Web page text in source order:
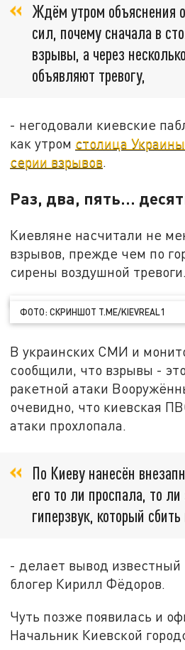
Ждём утром объяснения
сил, почему сначала в
взрывы, а через
объявляют тревогу,
- негодовали киевские
как утром столица
серии взрывов.
Раз, два, пять...
Киевляне насчитали не
взрывов, прежде чем по
сирены воздушной тревоги.
ФОТО: СКРИНШОТ T.ME/KIEVREAL1
В украинских СМИ и
сообщили, что взрывы -
ракетной атаки
очевидно, что киевская
атаки прохлопала.
По Киеву нанесён
его то ли проспала, то
гиперзвук, который
- делает вывод
блогер Кирилл Фёдоров.
Чуть позже появилась и
Начальник Киевской